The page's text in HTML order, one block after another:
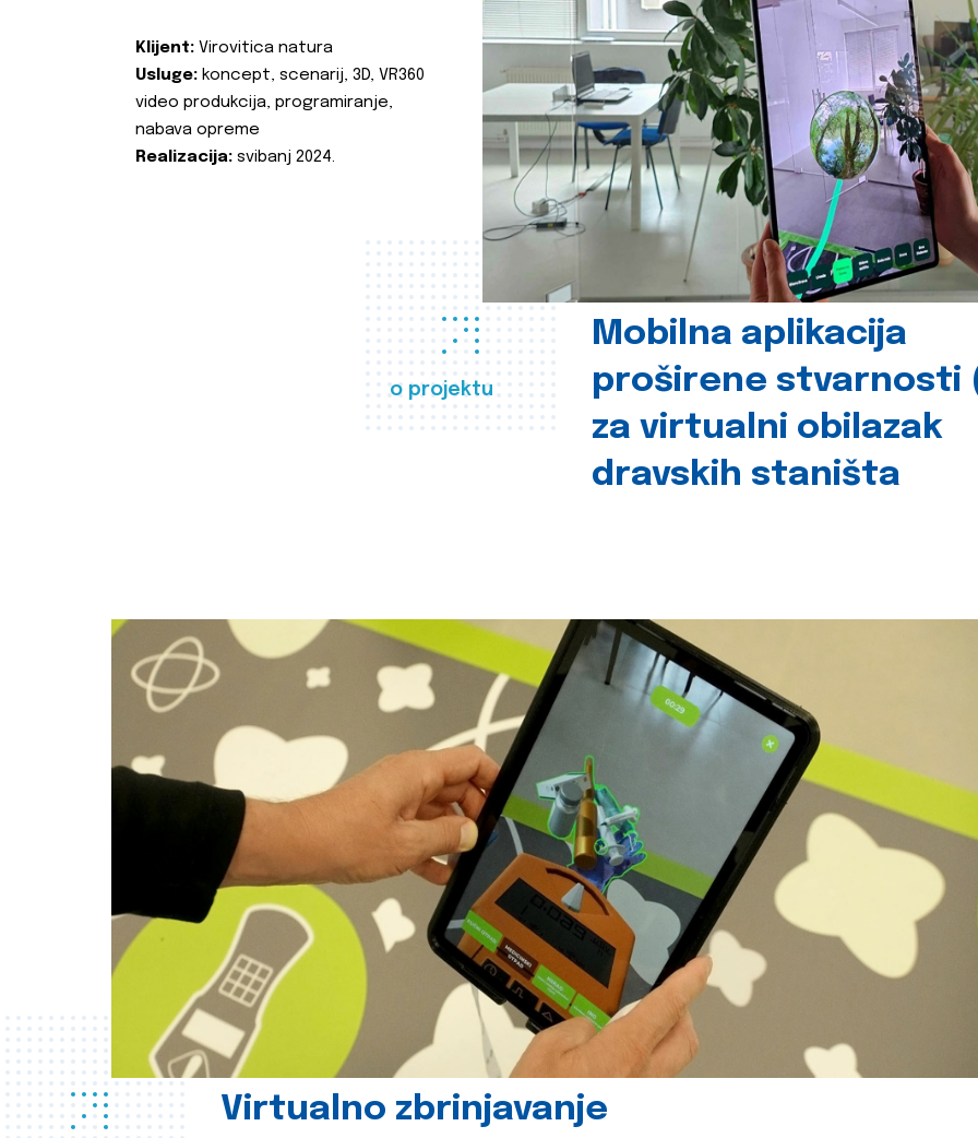
o projektu
Mobilna aplikacija
proširene stvarnosti
za virtualni obilazak
dravskih staništa
Klijent: Virovitica natura
Usluge: koncept, scenarij, 3D, VR360
video produkcija, programiranje,
nabava opreme
Realizacija: svibanj 2024.
Virtualno zbrinjavanje